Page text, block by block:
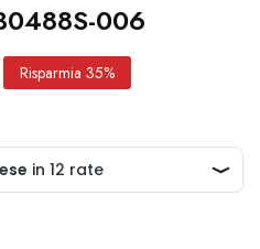
006
Risparmia 35%